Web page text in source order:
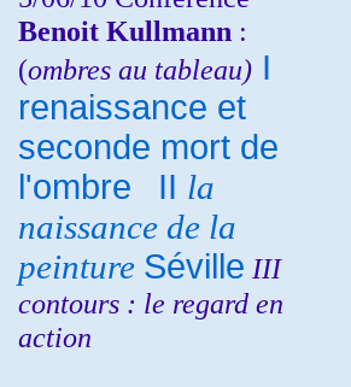
Benoit Kullmann :
(ombres au tableau) I
renaissance et
seconde mort de
l'ombre
II la
naissance de la
peinture Séville III
contours : le regard en
action